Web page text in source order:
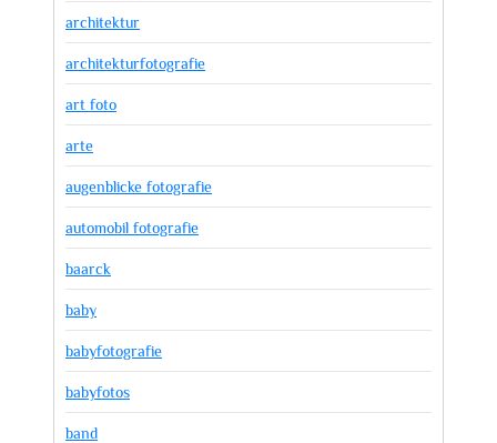
architektur
architekturfotografie
art foto
arte
augenblicke fotografie
automobil fotografie
baarck
baby
babyfotografie
babyfotos
band